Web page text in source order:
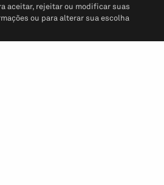
aceitar, rejeitar ou modificar suas
ou para alterar sua escolha